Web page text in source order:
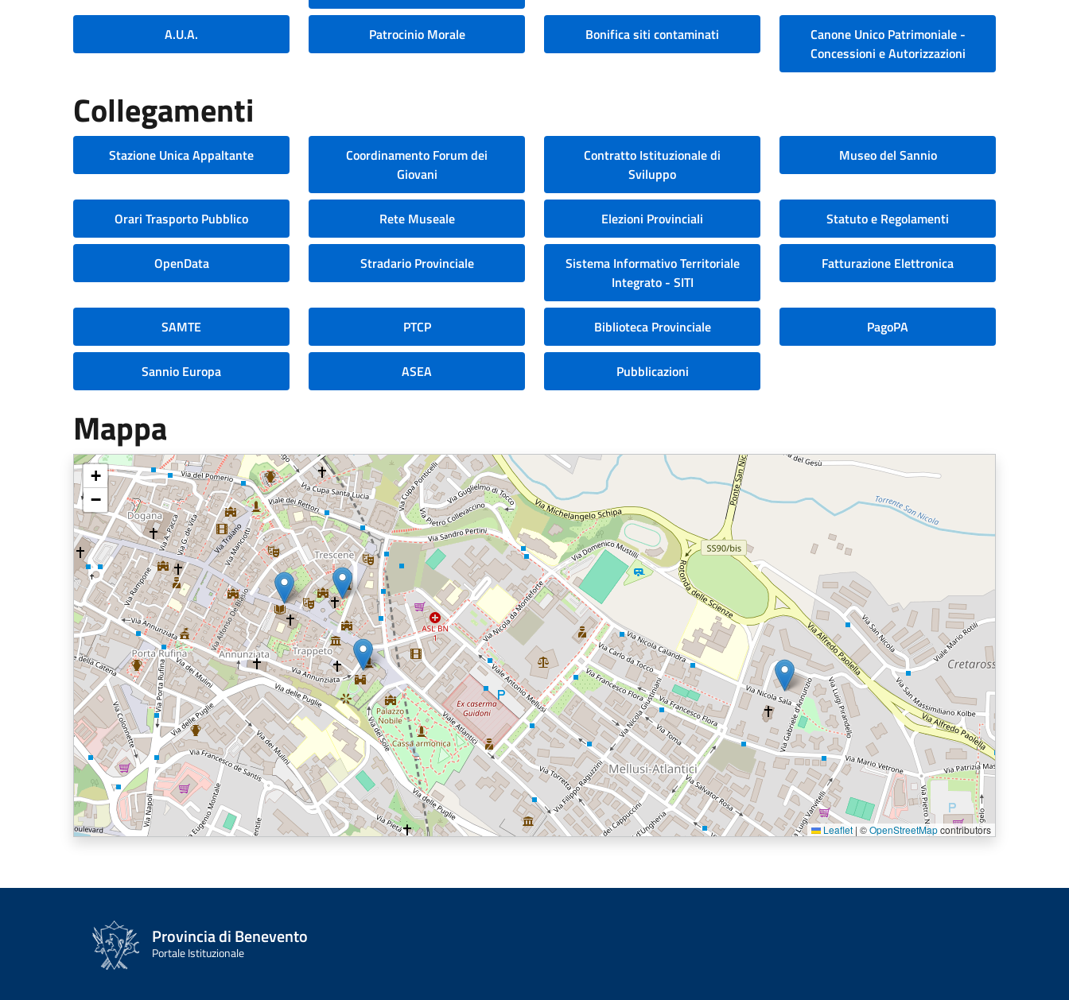
A.U.A. Patrocinio Morale Bonifica siti contaminati
Canone Unico Patrimoniale -
Concessioni e Autorizzazioni
Collegamenti
Stazione Unica Appaltante
Coordinamento Forum dei
Giovani
Contratto Istituzionale di
Sviluppo
Museo del Sannio
Orari Trasporto Pubblico Rete Museale Elezioni Provinciali Statuto e Regolamenti
OpenData Stradario Provinciale
Sistema Informativo Territoriale
Integrato - SITI
Fatturazione Elettronica
SAMTE PTCP Biblioteca Provinciale PagoPA
Sannio Europa ASEA Pubblicazioni
Mappa
+
−
Leaflet | ©OpenStreetMapcontributors
Provincia di Benevento
Portale Istituzionale